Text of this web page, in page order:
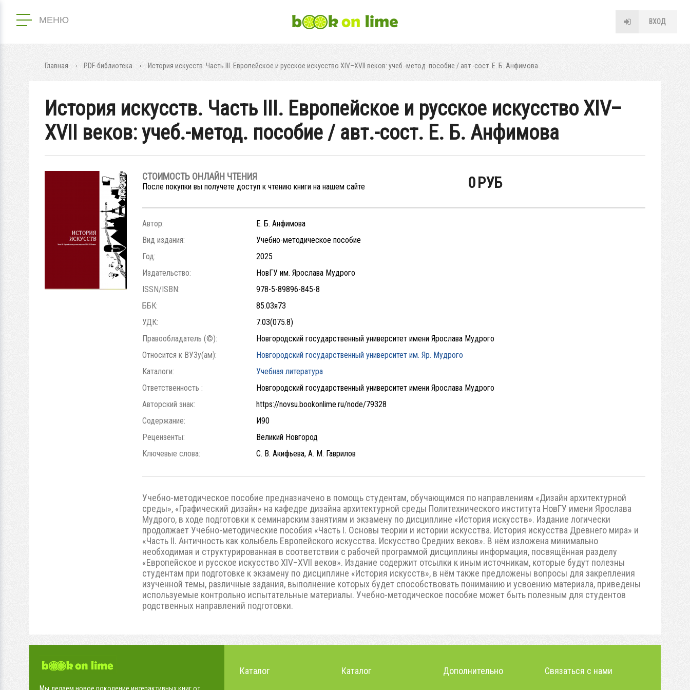
МЕНЮ ВХОД
Главная PDF-библиотека История искусств. Часть III. Европейское и русское искусство XIV–XVII веков: учеб.-метод. пособие / авт.-сост. Е. Б. Анфимова
История искусств. Часть III. Европейское и русское искусство XIV–
XVII веков: учеб.-метод. пособие / авт.-сост. Е. Б. Анфимова
СТОИМОСТЬ ОНЛАЙН ЧТЕНИЯ
После покупки вы получете доступ к чтению книги на нашем сайте 0РУБ
Автор:
Е. Б. Анфимова
Вид издания:
Учебно-методическое пособие
Год:
2025
Издательство:
НовГУ им. Ярослава Мудрого
ISSN/ISBN:
978-5-89896-845-8
ББК:
85.03я73
УДК:
7.03(075.8)
Правообладатель (©):
Новгородский государственный университет имени Ярослава Мудрого
Относится к ВУЗу(ам):
Новгородский государственный университет им. Яр. Мудрого
Каталоги:
Учебная литература
Ответственность :
Новгородский государственный университет имени Ярослава Мудрого
Авторский знак:
https://novsu.bookonlime.ru/node/79328
Содержание:
И90
Рецензенты:
Великий Новгород
Ключевые слова:
С. В. Акифьева, А. М. Гаврилов
Учебно-методическое пособие предназначено в помощь студентам, обучающимся по направлениям «Дизайн архитектурной
среды», «Графический дизайн» на кафедре дизайна архитектурной среды Политехнического института НовГУ имени Ярослава
Мудрого, в ходе подготовки к семинарским занятиям и экзамену по дисциплине «История искусств». Издание логически
продолжает Учебно-методические пособия «Часть I. Основы теории и истории искусства. История искусства Древнего мира» и
«Часть II. Античность как колыбель Европейского искусства. Искусство Средних веков». В нём изложена минимально
необходимая и структурированная в соответствии с рабочей программой дисциплины информация, посвящённая разделу
«Европейское и русское искусство XIV–XVII веков». Издание содержит отсылки к иным источникам, которые будут полезны
студентам при подготовке к экзамену по дисциплине «История искусств», в нём также предложены вопросы для закрепления
изученной темы, различные задания, выполнение которых будет способствовать пониманию и усвоению материала, приведены
используемые контрольно испытательные материалы. Учебно-методическое пособие может быть полезным для студентов
родственных направлений подготовки.
Каталог Каталог Дополнительно Связаться с нами